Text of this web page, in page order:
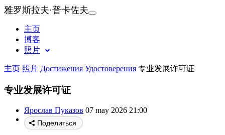
雅罗斯拉夫·普卡佐夫
主页
博客
照片
主页 照片 Достижения Удостоверения 专业发展许可证
专业发展许可证
Ярослав Пуказов 07 may 2026 21:00
Поделиться